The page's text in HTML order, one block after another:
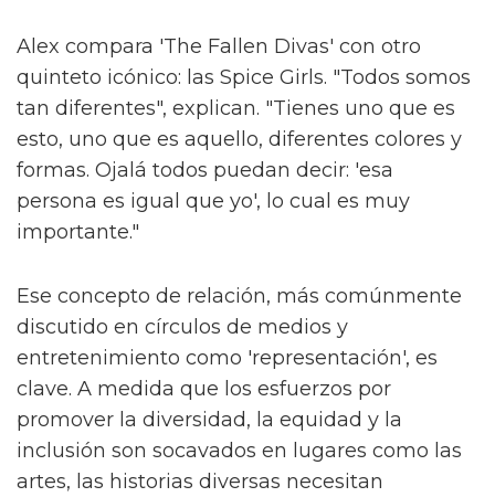
Alex compara 'The Fallen Divas' con otro
quinteto icónico: las Spice Girls. "Todos somos
tan diferentes", explican. "Tienes uno que es
esto, uno que es aquello, diferentes colores y
formas. Ojalá todos puedan decir: 'esa
persona es igual que yo', lo cual es muy
importante."
Ese concepto de relación, más comúnmente
discutido en círculos de medios y
entretenimiento como 'representación', es
clave. A medida que los esfuerzos por
promover la diversidad, la equidad y la
inclusión son socavados en lugares como las
artes, las historias diversas necesitan